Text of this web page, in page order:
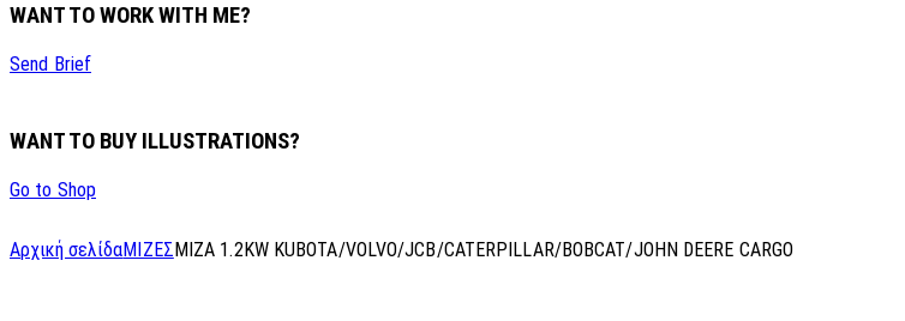
WANT TO WORK WITH ME?
Send Brief
WANT TO BUY ILLUSTRATIONS?
Go to Shop
Αρχική σελίδαΜΙΖΕΣ MIZA 1.2KW KUBOTA/VOLVO/JCB/CATERPILLAR/BOBCAT/JOHN DEERE CARGO